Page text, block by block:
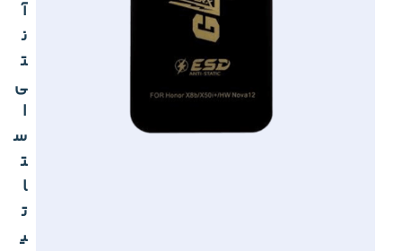
آ
ن
ت
ی
ا
س
ت
ا
ت
ی